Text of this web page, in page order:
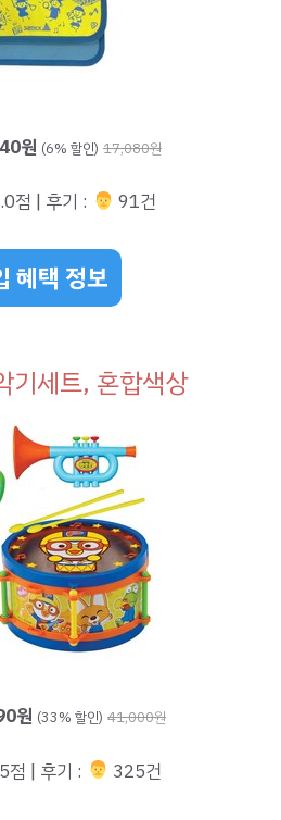
원 (6% 할인) 17,080원
점 | 후기 : ‍‍ 91건
혜택 정보
기세트, 혼합색상
원 (33% 할인) 41,000원
| 후기 : ‍‍ 325건